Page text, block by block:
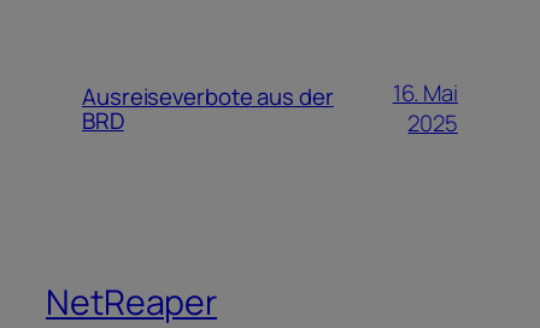
Ausreiseverbote aus der
BRD
16. Mai
2025
NetReaper